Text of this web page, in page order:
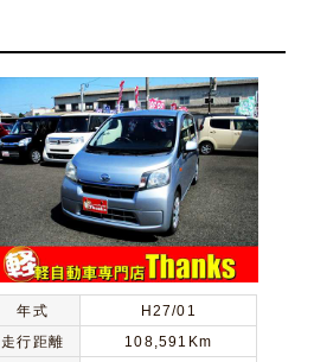
年式
H27/01
走行距離
108,591Km